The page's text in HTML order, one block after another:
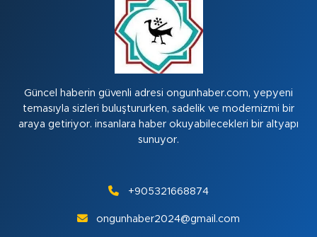
Güncel haberin güvenli adresi ongunhaber.com, yepyeni
temasıyla sizleri buluştururken, sadelik ve modernizmi bir
araya getiriyor. insanlara haber okuyabilecekleri bir altyapı
sunuyor.
+905321668874
ongunhaber2024@gmail.com